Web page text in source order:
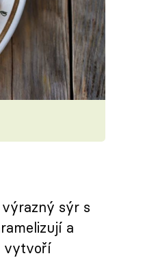
sýr s
a
vytvoří